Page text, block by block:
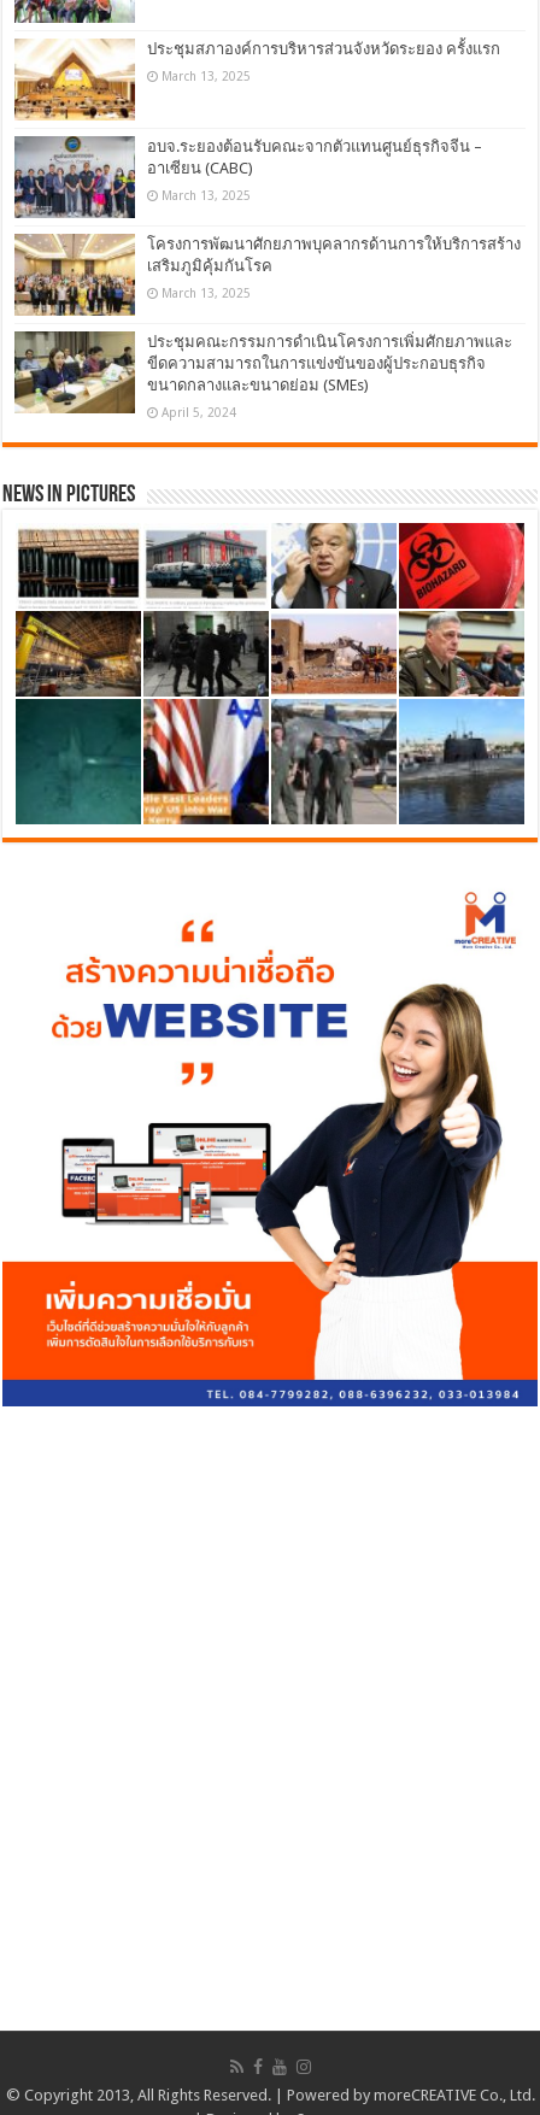
ประชุมสภาองค์การบริหารส่วนจังหวัดระยอง ครั้งแรก
March 13, 2025
อบจ.ระยองต้อนรับคณะจากตัวแทนศูนย์ธุรกิจจีน –
อาเซียน (CABC)
March 13, 2025
โครงการพัฒนาศักยภาพบุคลากรด้านการให้บริการสร้าง
เสริมภูมิคุ้มกันโรค
March 13, 2025
ประชุมคณะกรรมการดำเนินโครงการเพิ่มศักยภาพและ
ขีดความสามารถในการแข่งขันของผู้ประกอบธุรกิจ
ขนาดกลางและขนาดย่อม (SMEs)
April 5, 2024
News in Pictures
© Copyright 2013, All Rights Reserved. | Powered by moreCREATIVE Co., Ltd.